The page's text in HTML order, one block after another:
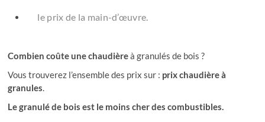
le prix de la main-d’œuvre.
Combien coûte une chaudièreà granulés de bois ?
Vous trouverez l’ensemble des prix sur : prix chaudière à
granules.
Le granulé de bois est le moins cher des combustibles.